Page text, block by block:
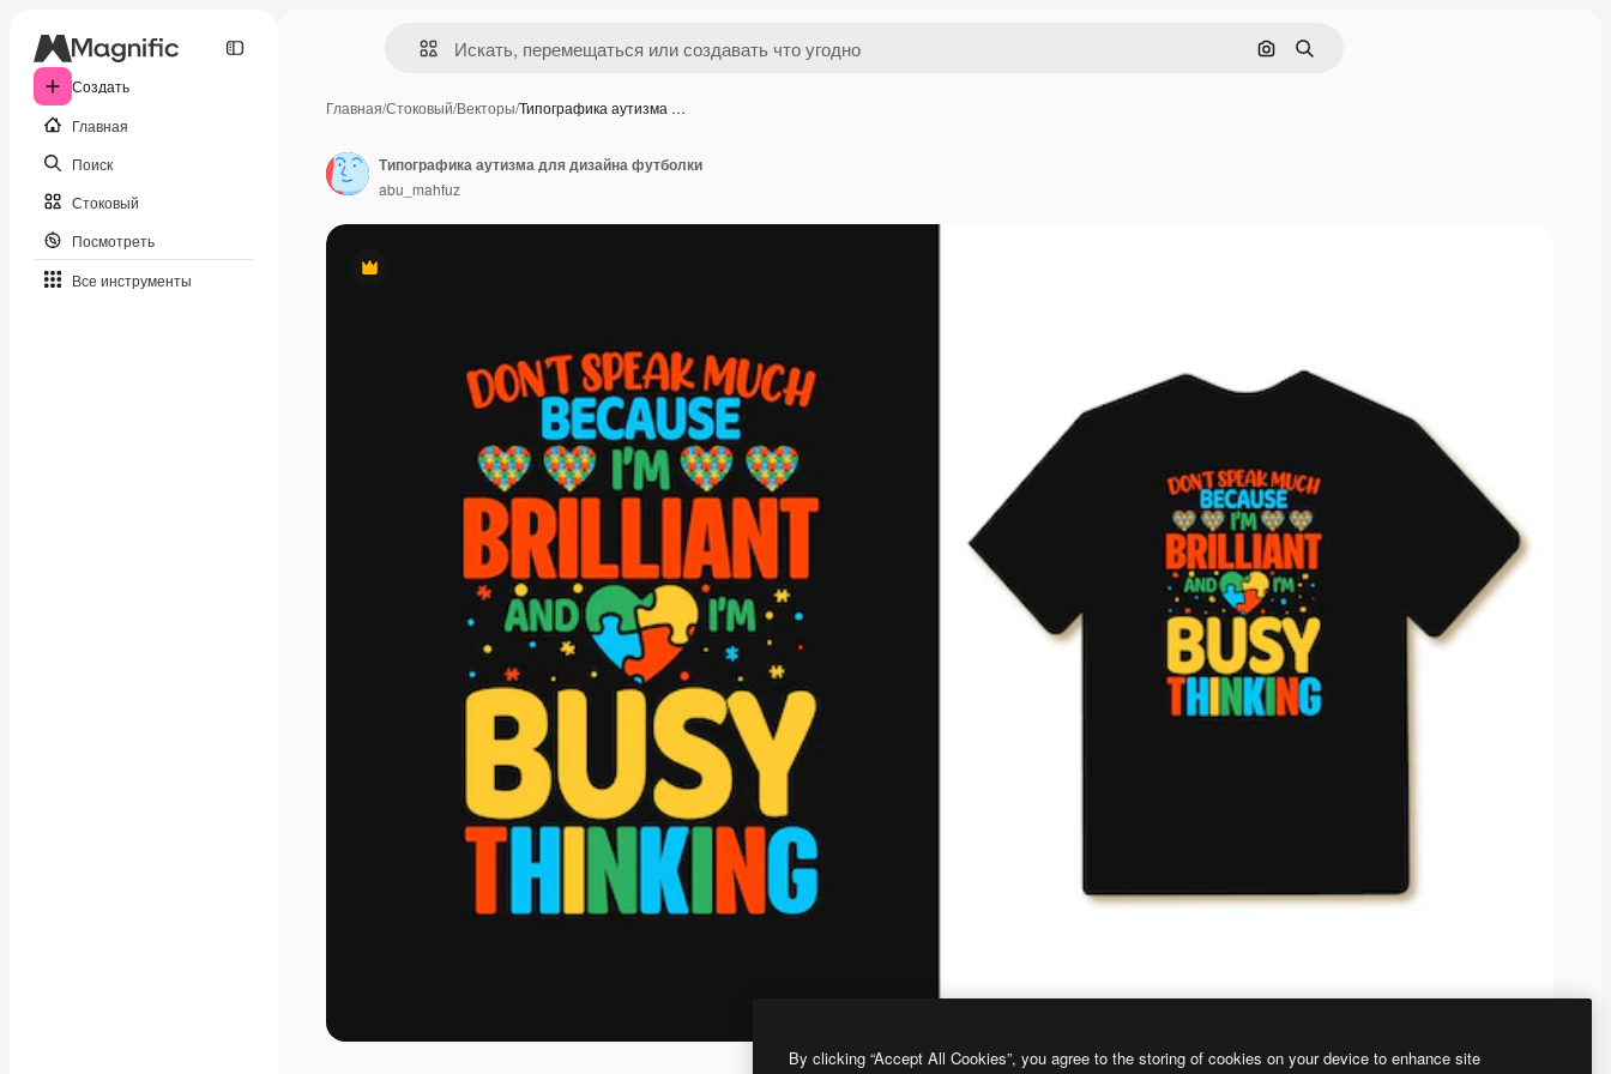
Создать
Главная
Поиск
Стоковый
Посмотреть
Все инструменты
Поиск по изображению
Поиск
Главная/Стоковый/Векторы/Типографика аутизма …
Премиум
Типографика аутизма для дизайна футболки
abu_mahfuz
By clicking “Accept All Cookies”, you agree to the storing of cookies on your device to enhance site